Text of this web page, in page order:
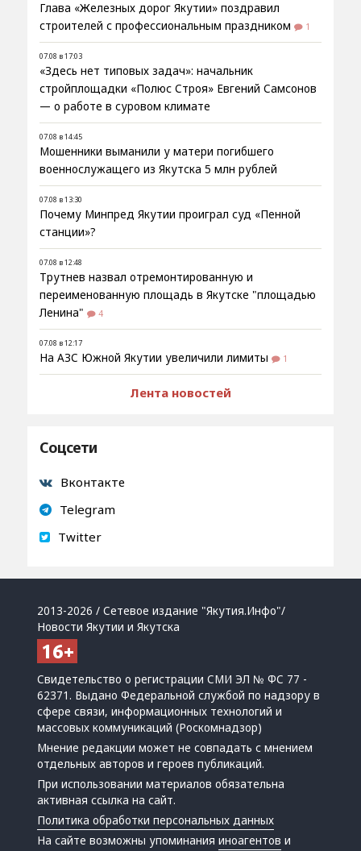
Глава «Железных дорог Якутии» поздравил
строителей с профессиональным праздником
1
07.08 в 17:03
«Здесь нет типовых задач»: начальник
стройплощадки «Полюс Строя» Евгений Самсонов
— о работе в суровом климате
07.08 в 14:45
Мошенники выманили у матери погибшего
военнослужащего из Якутска 5 млн рублей
07.08 в 13:30
Почему Минпред Якутии проиграл суд «Пенной
станции»?
07.08 в 12:48
Трутнев назвал отремонтированную и
переименованную площадь в Якутске "площадью
Ленина"
4
07.08 в 12:17
На АЗС Южной Якутии увеличили лимиты 1
Лента новостей
Соцсети
Вконтакте
Telegram
Twitter
2013-2026 / Сетевое издание "Якутия.Инфо"/
Новости Якутии и Якутска
Свидетельство о регистрации СМИ ЭЛ № ФС 77 -
62371. Выдано Федеральной службой по надзору в
сфере связи, информационных технологий и
массовых коммуникаций (Роскомнадзор)
Мнение редакции может не совпадать с мнением
отдельных авторов и героев публикаций.
При использовании материалов обязательна
активная ссылка на сайт.
Политика обработки персональных данных
На сайте возможны упоминанияиноагентов и